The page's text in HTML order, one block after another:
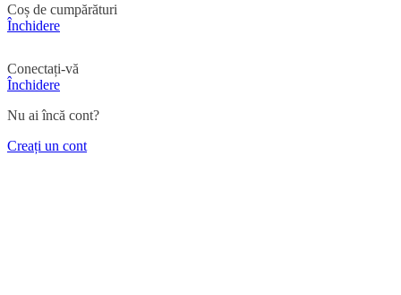
Coș de cumpărături
Închidere
Conectați-vă
Închidere
Nu ai încă cont?
Creați un cont